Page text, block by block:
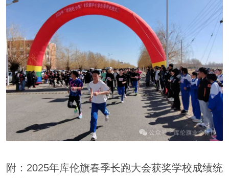
附：2025年库伦旗春季长跑大会获奖学校成绩统